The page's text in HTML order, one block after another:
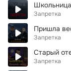
Школьница
Запретка
Пришла
Запретка
Старый
Запретка